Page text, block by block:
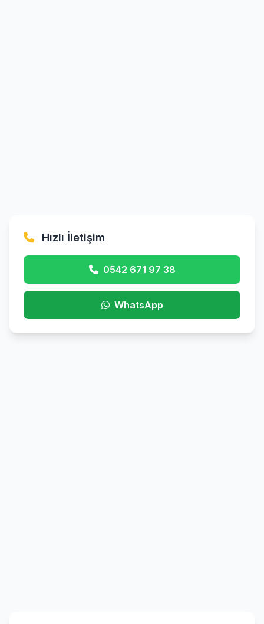
Hızlı İletişim
0542 671 97 38
WhatsApp